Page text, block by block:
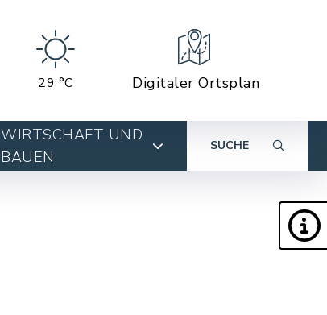
29 °C Digitaler Ortsplan
WIRTSCHAFT UND
BAUEN
SUCHE